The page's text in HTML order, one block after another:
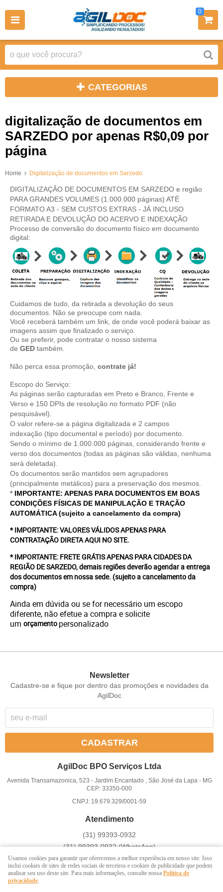
0
CATEGORIAS
digitalização de documentos em
SARZEDO por apenas R$0,09 por
página
Home Digitalização de documentos em Sarzedo
DIGITALIZAÇÃO DE DOCUMENTOS EM SARZEDO e região
PARA GRANDES VOLUMES (1.000.000 páginas) ATÉ
FORMATO A3 - SEM CUSTOS EXTRAS - JÁ INCLUSO
RETIRADA E DEVOLUÇÃO DO ACERVO E INDEXAÇÃO
Processo de conversão do documento físico em documento
digital:
Cuidamos de tudo, da retirada a devolução do seus
documentos. Não se preocupe com nada.
Você receberá também um link, de onde você poderá baixar as
imagens assim que finalizado o serviço.
Ou se preferir, pode contratar o nosso sistema
de GED também.
Não perca essa promoção, contrate já!
Escopo do Serviço:
As páginas serão capturadas em Preto e Branco, Frente e
Verso e 150 DPIs de resolução no formato PDF (não
pesquisável).
O valor refere-se a página digitalizada e 2 campos
indexação (tipo documental e período) por documento.
Sendo o mínimo de 1.000.000 páginas, considerando frente e
verso dos documentos (todas as páginas são válidas, nenhuma
será deletada).
Os documentos serão mantidos sem agrupadores
(principalmente metálicos) para a preservação dos mesmos.
* IMPORTANTE: APENAS PARA DOCUMENTOS EM BOAS
CONDIÇÕES FÍSICAS DE MANIPULAÇÃO E TRAÇÃO
AUTOMÁTICA (sujeito a cancelamento da compra)
* IMPORTANTE: VALORES VÁLIDOS APENAS PARA
CONTRATAÇÃO DIRETA AQUI NO SITE.
* IMPORTANTE: FRETE GRÁTIS APENAS PARA CIDADES DA
REGIÃO DE SARZEDO, demais regiões deverão agendar a entrega
dos documentos em nossa sede. (sujeito a cancelamento da
compra)
Ainda em dúvida ou se for necessário um escopo
diferente, não efetue a compra e solicite
um orçamento personalizado
Newsletter
Cadastre-se e fique por dentro das promoções e novidades da
AgilDoc
CADASTRAR
AgilDoc BPO Serviços Ltda
Avenida Transamazonica, 523 - Jardim Encantado , São José da Lapa- MG
CEP: 33350-000
CNPJ: 19.679.329/0001-59
Atendimento
(31) 99393-0932
(31)99393-0932(WhatsApp)
Atendemos somente em dias úteis de Segunda à Sexta-feira das
8 ás 17h
Usamos cookies para garantir que oferecemos a melhor experiência em nosso site. Isso
inclui cookies de sites de redes sociais de terceiros e cookies de publicidade que podem
analisar seu uso deste site. Para mais informações, consulte nossa Política de
privacidade.